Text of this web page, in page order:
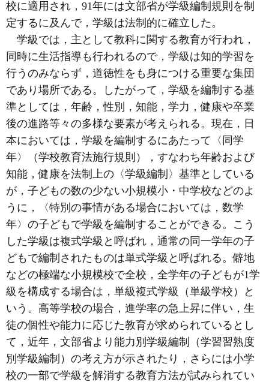
校に適用され，91年には文部省が学級編制規則を制
定するに及んで，学級は法制的に確立した。
学級では，主として教科に関する教育が行われ，
同時に生活指導も行われるので，学級は知的学習を
行うのみならず，道徳性をも身につける重要な集団
であり場所である。したがって，学級を編制する基
準としては，年齢，性別，知能，学力，健康や卒業
後の進路等々の多様な要素が考えられる。現在，日
本においては，学級を編制するにあたって〈同学
年〉（学校教育法施行規則），すなわち年齢および
知能，健康を法制上の〈学級編制〉基準としている
が，子どもの数の少ない小規模小・中学校などのよ
うに，〈特別の事情がある場合においては，数学
年〉の子どもで学級を編制することができる。こう
した学級は複式学級と呼ばれ，通常の同一学年の子
どもで編制されたものは単式学級と呼ばれる。僻地
などの極端な小規模校で全校，全学年の子どもが1学
級を構成する場合は，単級複式学級（単級学校）と
いう。高等学校の場合，進学率の急上昇に伴い，生
徒の個性や能力に応じた教育が求められているとし
て，近年，文部省より能力別学級編制（学習習熟度
別学級編制）の考え方が示されたり，さらには小学
校の一部で学級を解消する教育方法が試みられてい